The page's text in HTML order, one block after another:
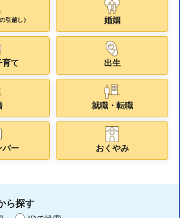
引越し） 婚姻
育て 出生
就職・転職
バー おくやみ
ら探す